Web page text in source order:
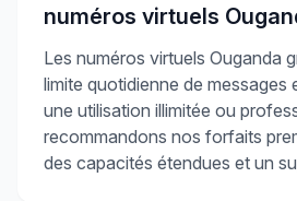
numéros virtuels
Les numéros virtuels Ouganda
limite quotidienne de messages
une utilisation illimitée ou
recommandons nos forfaits
des capacités étendues et un